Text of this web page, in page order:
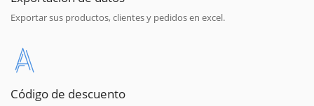
Exportar sus productos, clientes y pedidos en excel.
Código de descuento